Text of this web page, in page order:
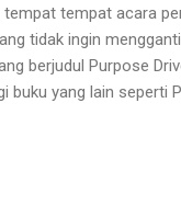
tempat acara
tidak ingin
berjudul Purpose
buku yang lain seperti